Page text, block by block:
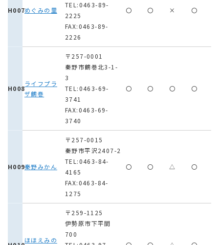
H007めぐみの里
TEL:0463-89-
2225
FAX:0463-89-
2226
〇 〇 × 〇
H008
ライフプラ
ザ鶴巻
〒257-0001
秦野市鶴巻北3-1-
3
TEL:0463-69-
3741
FAX:0463-69-
3740
〇 〇 〇 〇
H009秦野みかん
〒257-0015
秦野市平沢2407-2
TEL:0463-84-
4165
FAX:0463-84-
1275
〇 〇 △ 〇
ほほえみの
〒259-1125
伊勢原市下平間
700